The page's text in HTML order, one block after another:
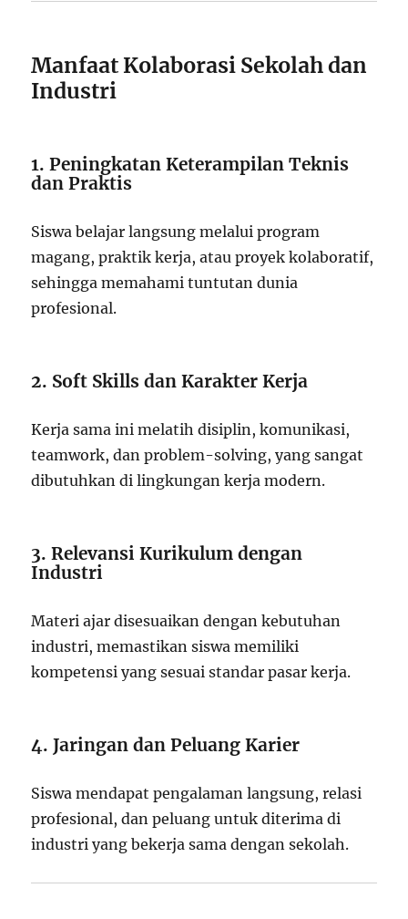
Manfaat Kolaborasi Sekolah dan
Industri
1. Peningkatan Keterampilan Teknis
dan Praktis
Siswa belajar langsung melalui program
magang, praktik kerja, atau proyek kolaboratif,
sehingga memahami tuntutan dunia
profesional.
2. Soft Skills dan Karakter Kerja
Kerja sama ini melatih disiplin, komunikasi,
teamwork, dan problem-solving, yang sangat
dibutuhkan di lingkungan kerja modern.
3. Relevansi Kurikulum dengan
Industri
Materi ajar disesuaikan dengan kebutuhan
industri, memastikan siswa memiliki
kompetensi yang sesuai standar pasar kerja.
4. Jaringan dan Peluang Karier
Siswa mendapat pengalaman langsung, relasi
profesional, dan peluang untuk diterima di
industri yang bekerja sama dengan sekolah.